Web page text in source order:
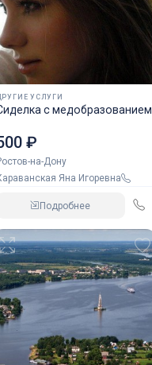
УСЛУГИ
с медобразованием
₽
на-Дону
Караванская Яна Игоревна
Подробнее